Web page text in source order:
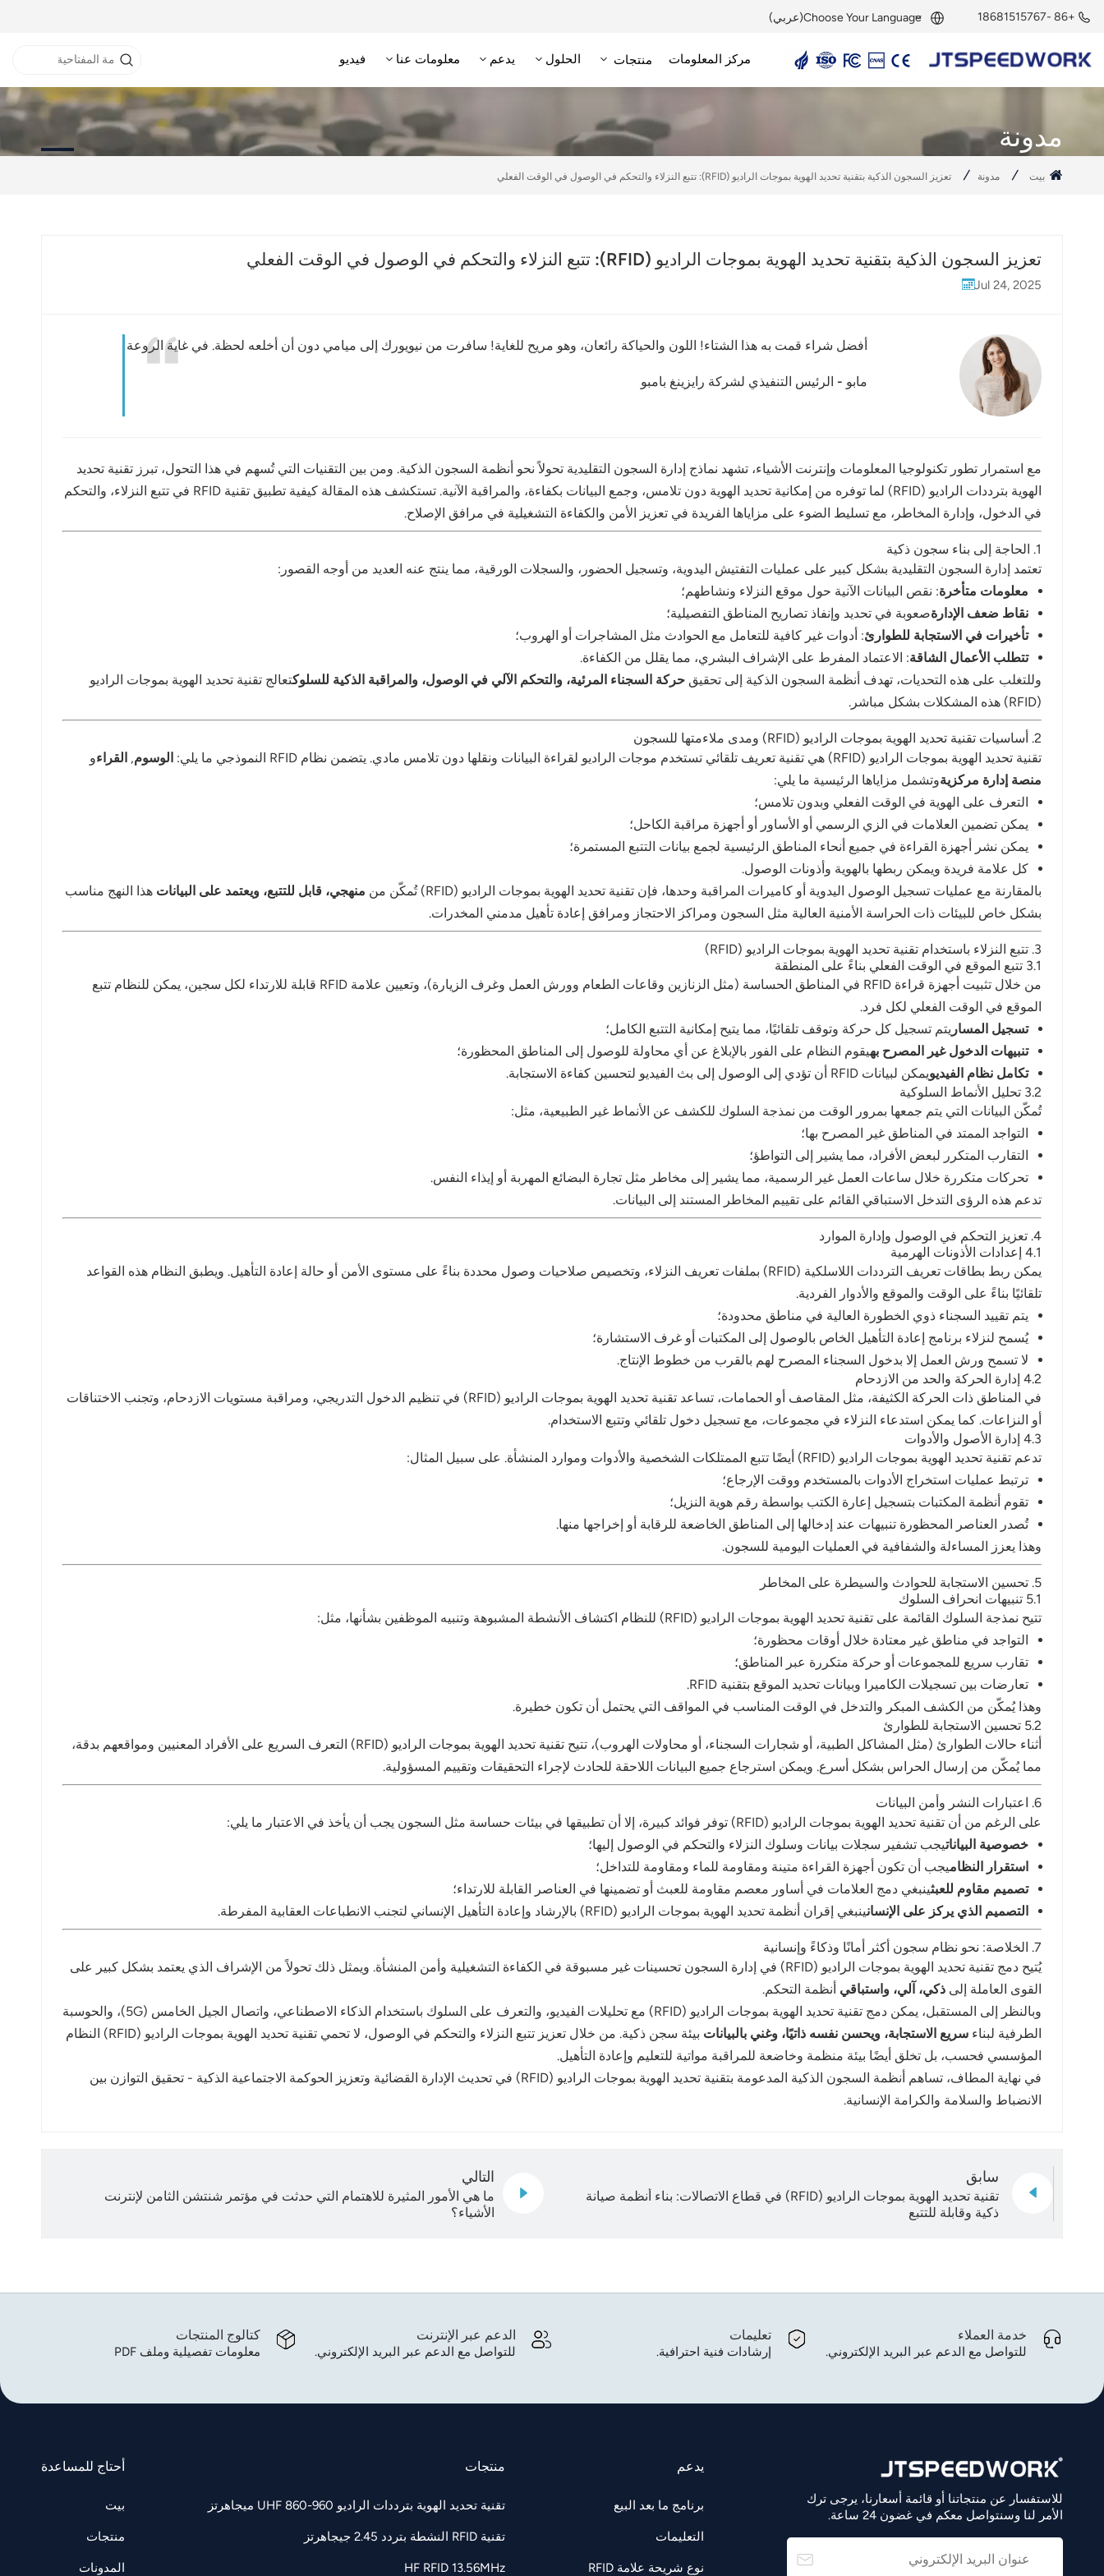
+86 -18681515767 Choose Your Language(عربي)
English
Deutsch
Español
Türk
Ελληνικά
Melayu
Polski
แบบไทย
Tiếng Việt
norsk
magyar
مركز المعلومات منتجات الحلول يدعم معلومات عنا فيديو
مدونة
بيت مدونة تعزيز السجون الذكية بتقنية تحديد الهوية بموجات الراديو (RFID): تتبع النزلاء والتحكم في الوصول في الوقت الفعلي
تعزيز السجون الذكية بتقنية تحديد الهوية بموجات الراديو (RFID): تتبع النزلاء والتحكم في الوصول في الوقت الفعلي
Jul 24, 2025
أفضل شراء قمت به هذا الشتاء! اللون والحياكة رائعان، وهو مريح للغاية! سافرت من نيويورك إلى ميامي دون أن أخلعه لحظة. في غاية الروعة!
مابو - الرئيس التنفيذي لشركة رايزينغ بامبو
مع استمرار تطور تكنولوجيا المعلومات وإنترنت الأشياء، تشهد نماذج إدارة السجون التقليدية تحولاً نحو أنظمة السجون الذكية. ومن بين التقنيات التي تُسهم في هذا التحول، تبرز تقنية تحديد
الهوية بترددات الراديو (RFID) لما توفره من إمكانية تحديد الهوية دون تلامس، وجمع البيانات بكفاءة، والمراقبة الآنية. تستكشف هذه المقالة كيفية تطبيق تقنية RFID في تتبع النزلاء، والتحكم
في الدخول، وإدارة المخاطر، مع تسليط الضوء على مزاياها الفريدة في تعزيز الأمن والكفاءة التشغيلية في مرافق الإصلاح.
1. الحاجة إلى بناء سجون ذكية
تعتمد إدارة السجون التقليدية بشكل كبير على عمليات التفتيش اليدوية، وتسجيل الحضور، والسجلات الورقية، مما ينتج عنه العديد من أوجه القصور:
معلومات متأخرة: نقص البيانات الآنية حول موقع النزلاء ونشاطهم؛
نقاط ضعف الإدارةصعوبة في تحديد وإنفاذ تصاريح المناطق التفصيلية؛
تأخيرات في الاستجابة للطوارئ: أدوات غير كافية للتعامل مع الحوادث مثل المشاجرات أو الهروب؛
تتطلب الأعمال الشاقة: الاعتماد المفرط على الإشراف البشري، مما يقلل من الكفاءة.
وللتغلب على هذه التحديات، تهدف أنظمة السجون الذكية إلى تحقيق حركة السجناء المرئية، والتحكم الآلي في الوصول، والمراقبة الذكية للسلوكتعالج تقنية تحديد الهوية بموجات الراديو
(RFID) هذه المشكلات بشكل مباشر.
2. أساسيات تقنية تحديد الهوية بموجات الراديو (RFID) ومدى ملاءمتها للسجون
تقنية تحديد الهوية بموجات الراديو (RFID) هي تقنية تعريف تلقائي تستخدم موجات الراديو لقراءة البيانات ونقلها دون تلامس مادي. يتضمن نظام RFID النموذجي ما يلي:
الوسوم, القراءو
منصة إدارة مركزيةوتشمل مزاياها الرئيسية ما يلي:
التعرف على الهوية في الوقت الفعلي وبدون تلامس؛
يمكن تضمين العلامات في الزي الرسمي أو الأساور أو أجهزة مراقبة الكاحل؛
يمكن نشر أجهزة القراءة في جميع أنحاء المناطق الرئيسية لجمع بيانات التتبع المستمرة؛
كل علامة فريدة ويمكن ربطها بالهوية وأذونات الوصول.
بالمقارنة مع عمليات تسجيل الوصول اليدوية أو كاميرات المراقبة وحدها، فإن تقنية تحديد الهوية بموجات الراديو (RFID) تُمكّن من
منهجي، قابل للتتبع، ويعتمد على البيانات هذا النهج مناسب
بشكل خاص للبيئات ذات الحراسة الأمنية العالية مثل السجون ومراكز الاحتجاز ومرافق إعادة تأهيل مدمني المخدرات.
3. تتبع النزلاء باستخدام تقنية تحديد الهوية بموجات الراديو (RFID)
3.1 تتبع الموقع في الوقت الفعلي بناءً على المنطقة
من خلال تثبيت أجهزة قراءة RFID في المناطق الحساسة (مثل الزنازين وقاعات الطعام وورش العمل وغرف الزيارة)، وتعيين علامة RFID قابلة للارتداء لكل سجين، يمكن للنظام تتبع
الموقع في الوقت الفعلي لكل فرد.
تسجيل المسار يتم تسجيل كل حركة وتوقف تلقائيًا، مما يتيح إمكانية التتبع الكامل؛
تنبيهات الدخول غير المصرح بهيقوم النظام على الفور بالإبلاغ عن أي محاولة للوصول إلى المناطق المحظورة؛
تكامل نظام الفيديويمكن لبيانات RFID أن تؤدي إلى الوصول إلى بث الفيديو لتحسين كفاءة الاستجابة.
3.2 تحليل الأنماط السلوكية
تُمكّن البيانات التي يتم جمعها بمرور الوقت من نمذجة السلوك للكشف عن الأنماط غير الطبيعية، مثل:
التواجد الممتد في المناطق غير المصرح بها؛
التقارب المتكرر لبعض الأفراد، مما يشير إلى التواطؤ؛
تحركات متكررة خلال ساعات العمل غير الرسمية، مما يشير إلى مخاطر مثل تجارة البضائع المهربة أو إيذاء النفس.
تدعم هذه الرؤى التدخل الاستباقي القائم على تقييم المخاطر المستند إلى البيانات.
4. تعزيز التحكم في الوصول وإدارة الموارد
4.1 إعدادات الأذونات الهرمية
يمكن ربط بطاقات تعريف الترددات اللاسلكية (RFID) بملفات تعريف النزلاء، وتخصيص صلاحيات وصول محددة بناءً على مستوى الأمن أو حالة إعادة التأهيل. ويطبق النظام هذه القواعد
تلقائيًا بناءً على الوقت والموقع والأدوار الفردية.
يتم تقييد السجناء ذوي الخطورة العالية في مناطق محدودة؛
يُسمح لنزلاء برنامج إعادة التأهيل الخاص بالوصول إلى المكتبات أو غرف الاستشارة؛
لا تسمح ورش العمل إلا بدخول السجناء المصرح لهم بالقرب من خطوط الإنتاج.
4.2 إدارة الحركة والحد من الازدحام
في المناطق ذات الحركة الكثيفة، مثل المقاصف أو الحمامات، تساعد تقنية تحديد الهوية بموجات الراديو (RFID) في تنظيم الدخول التدريجي، ومراقبة مستويات الازدحام، وتجنب الاختناقات
أو النزاعات. كما يمكن استدعاء النزلاء في مجموعات، مع تسجيل دخول تلقائي وتتبع الاستخدام.
4.3 إدارة الأصول والأدوات
تدعم تقنية تحديد الهوية بموجات الراديو (RFID) أيضًا تتبع الممتلكات الشخصية والأدوات وموارد المنشأة. على سبيل المثال:
ترتبط عمليات استخراج الأدوات بالمستخدم ووقت الإرجاع؛
تقوم أنظمة المكتبات بتسجيل إعارة الكتب بواسطة رقم هوية النزيل؛
تُصدر العناصر المحظورة تنبيهات عند إدخالها إلى المناطق الخاضعة للرقابة أو إخراجها منها.
وهذا يعزز المساءلة والشفافية في العمليات اليومية للسجون.
5. تحسين الاستجابة للحوادث والسيطرة على المخاطر
5.1 تنبيهات انحراف السلوك
تتيح نمذجة السلوك القائمة على تقنية تحديد الهوية بموجات الراديو (RFID) للنظام اكتشاف الأنشطة المشبوهة وتنبيه الموظفين بشأنها، مثل:
التواجد في مناطق غير معتادة خلال أوقات محظورة؛
تقارب سريع للمجموعات أو حركة متكررة عبر المناطق؛
تعارضات بين تسجيلات الكاميرا وبيانات تحديد الموقع بتقنية RFID.
وهذا يُمكّن من الكشف المبكر والتدخل في الوقت المناسب في المواقف التي يحتمل أن تكون خطيرة.
5.2 تحسين الاستجابة للطوارئ
أثناء حالات الطوارئ (مثل المشاكل الطبية، أو شجارات السجناء، أو محاولات الهروب)، تتيح تقنية تحديد الهوية بموجات الراديو (RFID) التعرف السريع على الأفراد المعنيين ومواقعهم بدقة،
مما يُمكّن من إرسال الحراس بشكل أسرع. ويمكن استرجاع جميع البيانات اللاحقة للحادث لإجراء التحقيقات وتقييم المسؤولية.
6. اعتبارات النشر وأمن البيانات
على الرغم من أن تقنية تحديد الهوية بموجات الراديو (RFID) توفر فوائد كبيرة، إلا أن تطبيقها في بيئات حساسة مثل السجون يجب أن يأخذ في الاعتبار ما يلي:
خصوصية البياناتيجب تشفير سجلات بيانات وسلوك النزلاء والتحكم في الوصول إليها؛
استقرار النظاميجب أن تكون أجهزة القراءة متينة ومقاومة للماء ومقاومة للتداخل؛
تصميم مقاوم للعبثينبغي دمج العلامات في أساور معصم مقاومة للعبث أو تضمينها في العناصر القابلة للارتداء؛
التصميم الذي يركز على الإنسانينبغي إقران أنظمة تحديد الهوية بموجات الراديو (RFID) بالإرشاد وإعادة التأهيل الإنساني لتجنب الانطباعات العقابية المفرطة.
7. الخلاصة: نحو نظام سجون أكثر أمانًا وذكاءً وإنسانية
يُتيح دمج تقنية تحديد الهوية بموجات الراديو (RFID) في إدارة السجون تحسينات غير مسبوقة في الكفاءة التشغيلية وأمن المنشأة. ويمثل ذلك تحولاً من الإشراف الذي يعتمد بشكل كبير على
القوى العاملة إلى ذكي، آلي، واستباقي أنظمة التحكم.
وبالنظر إلى المستقبل، يمكن دمج تقنية تحديد الهوية بموجات الراديو (RFID) مع تحليلات الفيديو، والتعرف على السلوك باستخدام الذكاء الاصطناعي، واتصال الجيل الخامس (5G)، والحوسبة
الطرفية لبناء سريع الاستجابة، ويحسن نفسه ذاتيًا، وغني بالبيانات
بيئة سجن ذكية. من خلال تعزيز تتبع النزلاء والتحكم في الوصول، لا تحمي تقنية تحديد الهوية بموجات الراديو (RFID) النظام
المؤسسي فحسب، بل تخلق أيضًا بيئة منظمة وخاضعة للمراقبة مواتية للتعليم وإعادة التأهيل.
في نهاية المطاف، تساهم أنظمة السجون الذكية المدعومة بتقنية تحديد الهوية بموجات الراديو (RFID) في تحديث الإدارة القضائية وتعزيز الحوكمة الاجتماعية الذكية - تحقيق التوازن بين
الانضباط والسلامة والكرامة الإنسانية.
سابق
تقنية تحديد الهوية بموجات الراديو (RFID) في قطاع الاتصالات: بناء أنظمة صيانة
ذكية وقابلة للتتبع
التالي
ما هي الأمور المثيرة للاهتمام التي حدثت في مؤتمر شنتشن الثامن لإنترنت
الأشياء؟
كتالوج المنتجات
معلومات تفصيلية وملف PDF
الدعم عبر الإنترنت
للتواصل مع الدعم عبر البريد الإلكتروني.
تعليمات
إرشادات فنية احترافية.
خدمة العملاء
للتواصل مع الدعم عبر البريد الإلكتروني.
للاستفسار عن منتجاتنا أو قائمة أسعارنا، يرجى ترك
الأمر لنا وسنتواصل معكم في غضون 24 ساعة.
يدعم
برنامج ما بعد البيع
التعليمات
نوع شريحة علامة RFID
منتجات
تقنية تحديد الهوية بترددات الراديو UHF 860-960 ميجاهرتز
تقنية RFID النشطة بتردد 2.45 جيجاهرتز
HF RFID 13.56MHz
أحتاج للمساعدة
بيت
منتجات
المدونات